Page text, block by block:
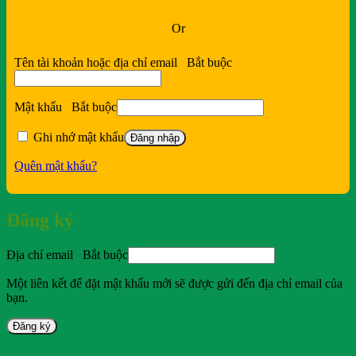
Or
Tên tài khoản hoặc địa chỉ email Bắt buộc
Mật khẩu Bắt buộc
Ghi nhớ mật khẩu Đăng nhập
Quên mật khẩu?
Đăng ký
Địa chỉ email Bắt buộc
Một liên kết để đặt mật khẩu mới sẽ được gửi đến địa chỉ email của
bạn.
Đăng ký